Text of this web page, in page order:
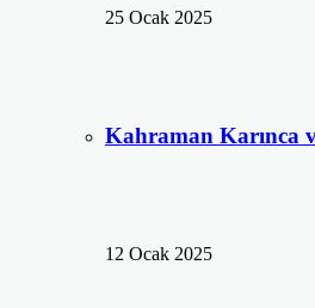
25 Ocak 2025
Kahraman Karınca
12 Ocak 2025